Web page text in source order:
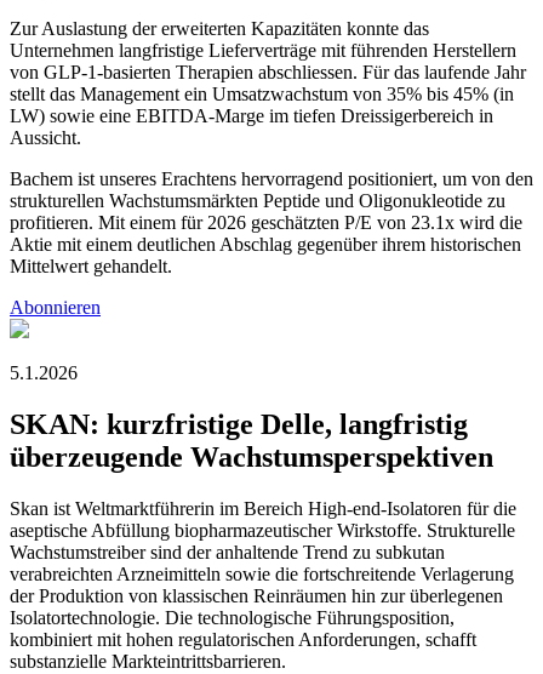
Zur Auslastung der erweiterten Kapazitäten konnte das
Unternehmen langfristige Lieferverträge mit führenden Herstellern
von GLP-1-basierten Therapien abschliessen. Für das laufende Jahr
stellt das Management ein Umsatzwachstum von 35% bis 45% (in
LW) sowie eine EBITDA-Marge im tiefen Dreissigerbereich in
Aussicht.
Bachem ist unseres Erachtens hervorragend positioniert, um von den
strukturellen Wachstumsmärkten Peptide und Oligonukleotide zu
profitieren. Mit einem für 2026 geschätzten P/E von 23.1x wird die
Aktie mit einem deutlichen Abschlag gegenüber ihrem historischen
Mittelwert gehandelt.
Abonnieren
5.1.2026
SKAN: kurzfristige Delle, langfristig
überzeugende Wachstumsperspektiven
Skan ist Weltmarktführerin im Bereich High-end-Isolatoren für die
aseptische Abfüllung biopharmazeutischer Wirkstoffe. Strukturelle
Wachstumstreiber sind der anhaltende Trend zu subkutan
verabreichten Arzneimitteln sowie die fortschreitende Verlagerung
der Produktion von klassischen Reinräumen hin zur überlegenen
Isolatortechnologie. Die technologische Führungsposition,
kombiniert mit hohen regulatorischen Anforderungen, schafft
substanzielle Markteintrittsbarrieren.